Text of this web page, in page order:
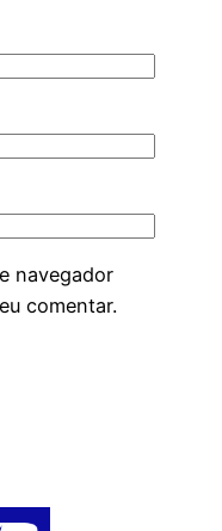
navegador
comentar.